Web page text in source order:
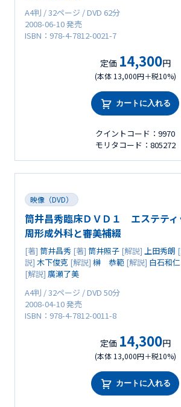
A4判 / 32ページ / DVD 62分
2008-06-10 発売
ISBN：978-4-7812-0021-7
定価 14,300円
(本体 13,000円＋税10%)
カートに入れる
クイントコード：9970
モリタコード：805272
映像（DVD）
筒井昌秀臨床ＤＶＤ１ エステティ
周形成外科と審美補綴
[著] 筒井昌秀 [著] 筒井照子 [解説] 上田秀朗
説] 木下俊克 [解説] 榊 恭範 [解説] 白石和仁
[解説] 廣瀬了美
A4判 / 32ページ / DVD 50分
2008-04-10 発売
ISBN：978-4-7812-0011-8
定価 14,300円
(本体 13,000円＋税10%)
カートに入れる